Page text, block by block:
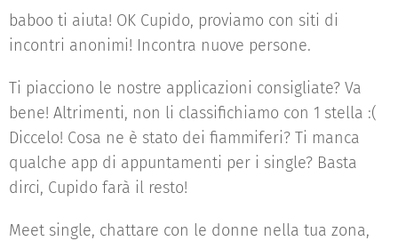
baboo ti aiuta! OK Cupido, proviamo con siti di
incontri anonimi! Incontra nuove persone.
Ti piacciono le nostre applicazioni consigliate? Va
bene! Altrimenti, non li classifichiamo con 1 stella :(
Diccelo! Cosa ne è stato dei fiammiferi? Ti manca
qualche app di appuntamenti per i single? Basta
dirci, Cupido farà il resto!
Meet single, chattare con le donne nella tua zona,